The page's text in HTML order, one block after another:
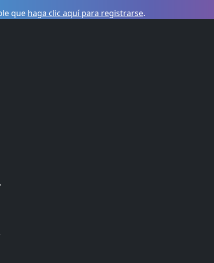
que haga clic aquí para registrarse.